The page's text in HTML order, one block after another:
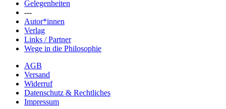
Gelegenheiten
---
Autor*innen
Verlag
Links / Partner
Wege in die Philosophie
AGB
Versand
Widerruf
Datenschutz & Rechtliches
Impressum